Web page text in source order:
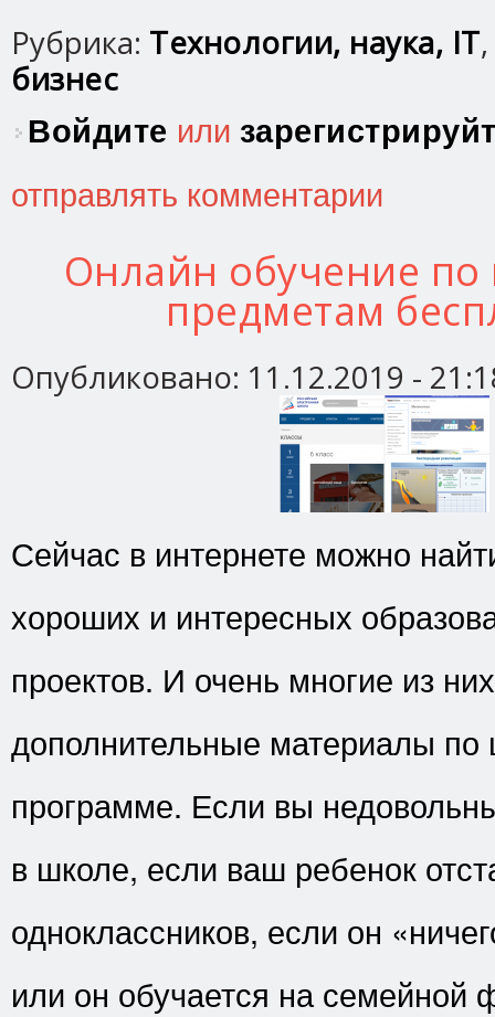
Рубрика: Технологии, наука, IT,
бизнес
Войдите или
отправлять комментарии
Онлайн обучение
предметам
Опубликовано: 11.12.2019 -
Сейчас в интернете можно
хороших и интересных
проектов. И очень многие из
дополнительные материалы по
программе. Если вы
в школе, если ваш ребенок
одноклассников, если он
или он обучается на семейной